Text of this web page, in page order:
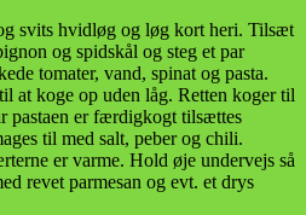
svits hvidløg og løg kort heri. Tilsæt
og spidskål og steg et par
tomater, vand, spinat og pasta.
at koge op uden låg. Retten koger til
pastaen er færdigkogt tilsættes
til med salt, peber og chili.
er varme. Hold øje undervejs så
revet parmesan og evt. et drys